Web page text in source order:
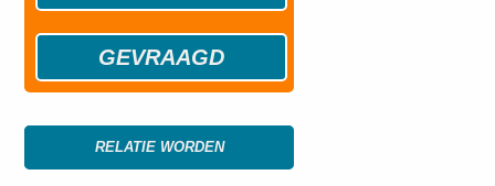
GEVRAAGD
RELATIE WORDEN